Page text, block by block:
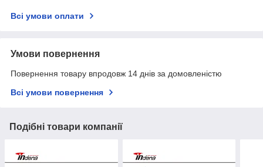
Всі умови оплати
Умови повернення
Повернення товару впродовж 14 днів за домовленістю
Всі умови повернення
Подібні товари компанії